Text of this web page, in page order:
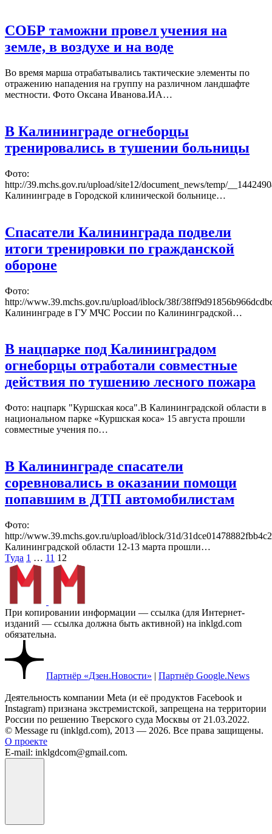
СОБР таможни провел учения на
земле, в воздухе и на воде
Во время марша отрабатывались тактические элементы по
отражению нападения на группу на различном ландшафте
местности. Фото Оксана Иванова.ИА…
В Калининграде огнеборцы
тренировались в тушении больницы
Фото:
http://39.mchs.gov.ru/upload/site12/document_news/temp/
Калининграде в Городской клинической больнице…
Спасатели Калининграда подвели
итоги тренировки по гражданской
обороне
Фото:
http://www.39.mchs.gov.ru/upload/iblock/38f/
Калининграде в ГУ МЧС России по Калининградской…
В нацпарке под Калининградом
огнеборцы отработали совместные
действия по тушению лесного пожара
Фото: нацпарк "Куршская коса".В Калининградской области в
национальном парке «Куршская коса» 15 августа прошли
совместные учения по…
В Калининграде спасатели
соревновались в оказании помощи
попавшим в ДТП автомобилистам
Фото:
http://www.39.mchs.gov.ru/upload/iblock/31d/
Калининградской области 12-13 марта прошли…
Пагинация
записей
Туда 1 … 11 12
При копировании информации — ссылка (для Интернет-
изданий — ссылка должна быть активной) на inklgd.com
обязательна.
Партнёр «Дзен.Новости» | Партнёр Google.News
Деятельность компании Meta (и её продуктов Facebook и
Instagram) признана экстремистской, запрещена на территории
России по решению Тверского суда Москвы от 21.03.2022.
© Message ru (inklgd.com), 2013 — 2026. Все права защищены.
О проекте
E-mail: inklgdcom@gmail.com.